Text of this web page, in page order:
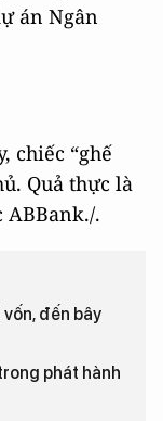
án Ngân
chiếc “ghế
Quả thực là
ABBank./.
đến bây
phát hành